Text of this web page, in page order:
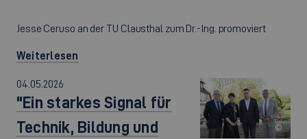
Jesse Ceruso an der TU Clausthal zum Dr.-Ing. promoviert
Weiterlesen
©
04.05.2026
"Ein starkes Signal für
Technik, Bildung und